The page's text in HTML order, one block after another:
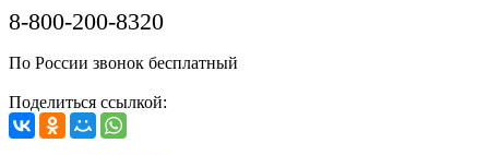
8-800-200-8320
По России звонок бесплатный
Поделиться ссылкой: